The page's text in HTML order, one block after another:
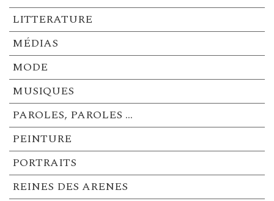
LITTERATURE
MÉDIAS
MODE
MUSIQUES
PAROLES, PAROLES …
PEINTURE
PORTRAITS
REINES DES ARENES